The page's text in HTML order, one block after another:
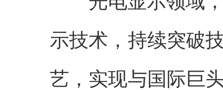
示技术，持续突破
艺，实现与国际巨